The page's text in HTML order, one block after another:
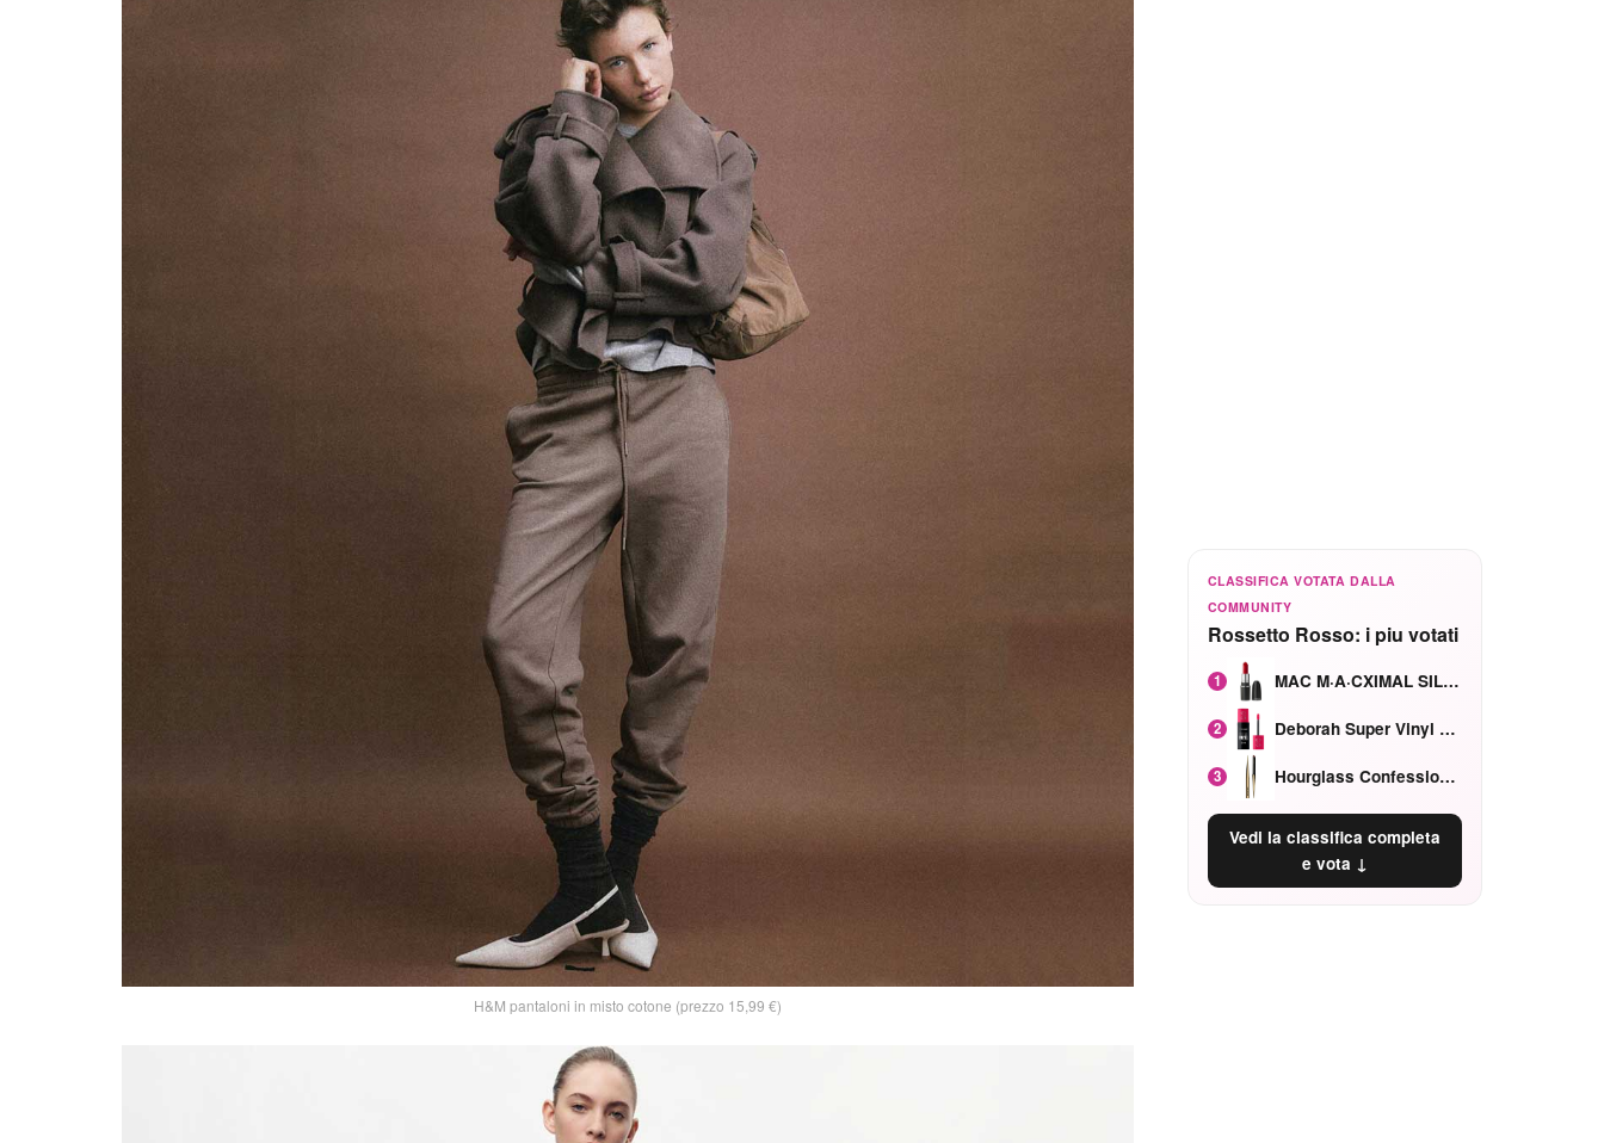
H&M pantaloni in misto cotone (prezzo 15,99 €)
CLASSIFICA VOTATA DALLA
COMMUNITY
Rossetto Rosso: i piu votati
1 MAC M·A·CXIMAL SILKY MATTE Red Rock mat
2 Deborah Super Vinyl Shake Rosa Ciliegia
3 Hourglass Confession Ricaricabile Ultra Preciso Ad Alta Intensità Secretly Classic Red
Vedi la classifica completa
e vota ↓